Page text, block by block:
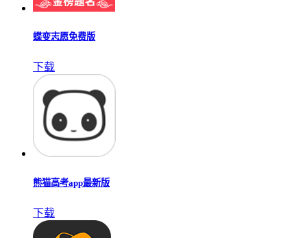
蝶变志愿免费版
下载
熊猫高考app最新版
下载